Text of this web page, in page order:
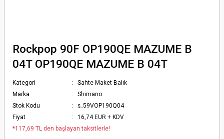
Rockpop 90F OP190QE MAZUME B
04T OP190QE MAZUME B 04T
Kategori
Sahte Maket Balık
Marka
Shimano
Stok Kodu
s_59VOP190Q04
Fiyat
16,74 EUR + KDV
*117,69 TL den başlayan taksitlerle!